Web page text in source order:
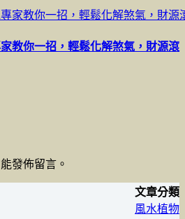
教你一招，輕鬆化解煞氣，財源滾
發佈留言。
文章分類
風水植物